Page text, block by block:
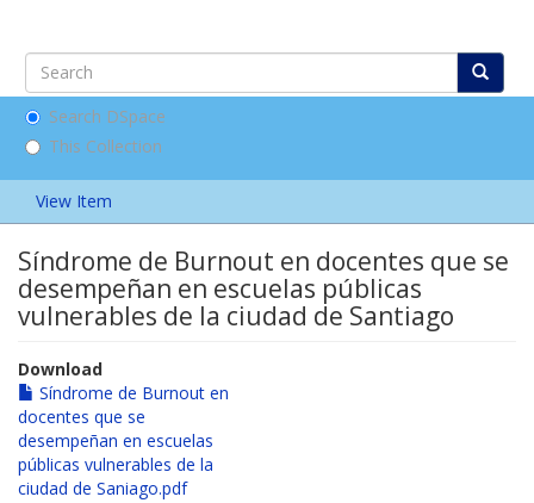
Search DSpace
This Collection
View Item
Síndrome de Burnout en docentes que se
desempeñan en escuelas públicas
vulnerables de la ciudad de Santiago
Download
Síndrome de Burnout en
docentes que se
desempeñan en escuelas
públicas vulnerables de la
ciudad de Saniago.pdf